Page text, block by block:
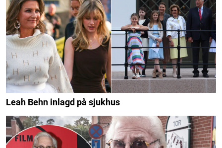
Leah Behn inlagd på sjukhus